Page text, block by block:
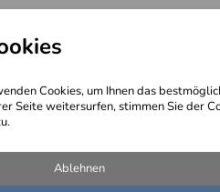
Cookies, um Ihnen das
Seite weitersurfen, stimmen Sie der
Ablehnen